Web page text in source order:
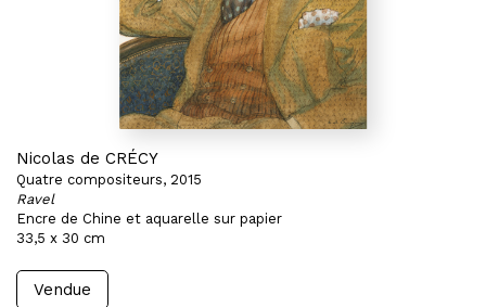
Nicolas de CRÉCY
Quatre compositeurs, 2015
Ravel
Encre de Chine et aquarelle sur papier
33,5 x 30 cm
Vendue